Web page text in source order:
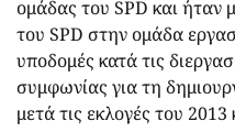
ομάδας του SPD και ήταν
του SPD στην ομάδα
υποδομές κατά τις
συμφωνίας για τη
μετά τις εκλογές του